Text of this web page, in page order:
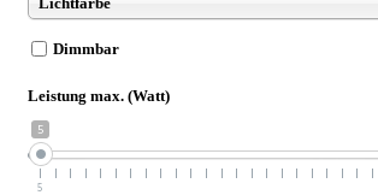
Dimmbar
Leistung max. (Watt)
5
5